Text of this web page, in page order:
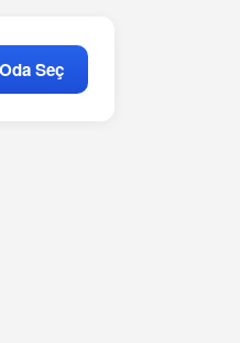
Oda Seç